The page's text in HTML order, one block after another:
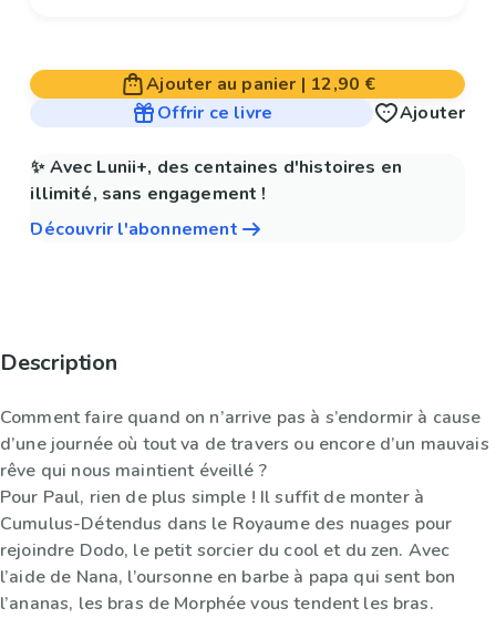
Ajouter au panier | 12,90 €
Offrir ce livre
Ajouter
✨ Avec Lunii+, des centaines d'histoires en
illimité, sans engagement !
Découvrir l'abonnement
Description
Comment faire quand on n’arrive pas à s’endormir à cause
d’une journée où tout va de travers ou encore d’un mauvais
rêve qui nous maintient éveillé ?
Pour Paul, rien de plus simple ! Il suffit de monter à
Cumulus-Détendus dans le Royaume des nuages pour
rejoindre Dodo, le petit sorcier du cool et du zen. Avec
l’aide de Nana, l’oursonne en barbe à papa qui sent bon
l’ananas, les bras de Morphée vous tendent les bras.